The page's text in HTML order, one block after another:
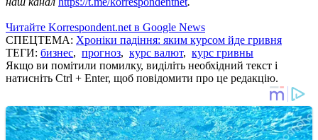
Читайте Korrespondent.net в Google News
СПЕЦТЕМА: Хроніки падіння: яким курсом йде гривня
ТЕГИ: бизнес, прогноз, курс валют, курс гривны
Якщо ви помітили помилку, виділіть необхідний текст і
натисніть Ctrl + Enter, щоб повідомити про це редакцію.